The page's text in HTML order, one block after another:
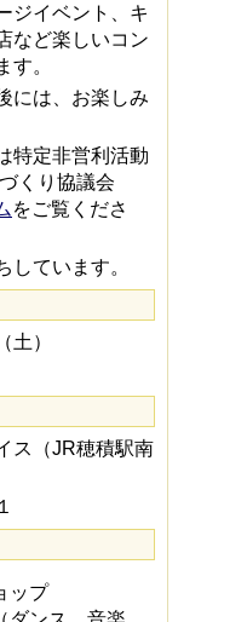
ジイベント、キ
など楽しいコン
す。
には、お楽しみ
特定非営利活動
くり協議会
をご覧くださ
しています。
土）
ス（JR穂積駅南
ップ